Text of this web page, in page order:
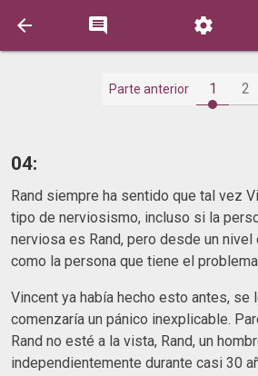
  
Parte anterior 1 2
04:
Rand siempre ha sentido que tal vez
tipo de nerviosismo, incluso si la
nerviosa es Rand, pero desde un
como la persona que tiene el
Vincent ya había hecho esto antes, se
comenzaría un pánico inexplicable.
Rand no esté a la vista, Rand, un
independientemente durante casi 30